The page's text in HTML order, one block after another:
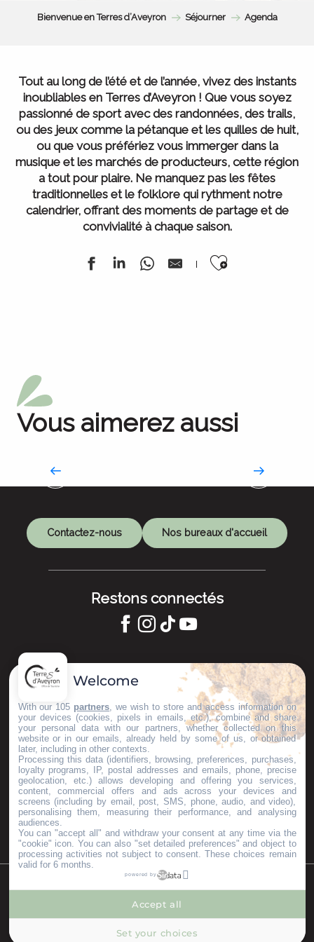
--°
Bienvenue en Terres d’Aveyron Séjourner Agenda
Tout au long de l’été et de l’année, vivez des instants
inoubliables en Terres d’Aveyron ! Que vous soyez
passionné de sport avec des randonnées, des trails,
ou des jeux comme la pétanque et les quilles de huit,
ou que vous préfériez vous immerger dans la
musique et les marchés de producteurs, cette région
a tout pour plaire. Ne manquez pas les fêtes
traditionnelles et le folklore qui rythment notre
calendrier, offrant des moments de partage et de
convivialité à chaque saison.
Ajouter
Vous aimerez aussi
Contactez-nous Nos bureaux d'accueil
Restons connectés
GARDONS LE CONTACT !
S'inscrire à la newsletter
Nos brochures
ESPACE PRO
GROUPES
PRESSE & INFLUENCEURS
Je m'installe ici
©Copyright 2023 Mentions légalesPartenaires
Welcome
With our 105 partners , we wish to store and access information on
your devices (cookies, pixels in emails, etc.), combine and share
your personal data with our partners, whether collected on this
website or in our emails, already held by some of us, or obtained
later, including in other contexts.
Processing this data (identifiers, browsing, preferences, purchases,
loyalty programs, IP, postal addresses and emails, phone, precise
geolocation, etc.) allows developing and offering you services,
content, commercial offers and ads across your devices and
screens (including by email, post, SMS, phone, audio, and video),
personalising them, measuring their performance, and analysing
audiences.
You can "accept all" and withdraw your consent at any time via the
"cookie" icon . You can also "set detailed preferences" and object to
processing activities not subject to consent. These choices remain
valid for 6 months.
powered by
Set your choices
Accept all